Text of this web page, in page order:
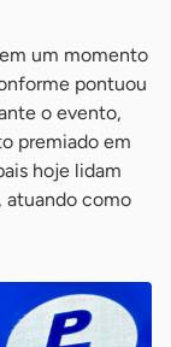
um momento
pontuou
o evento,
premiado em
hoje lidam
atuando como